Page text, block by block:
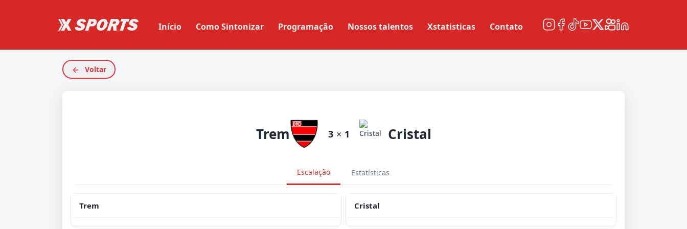
Início Como Sintonizar Programação Nossos talentos Xstatisticas Contato
Voltar
Trem 3 × 1 Cristal
Escalação Estatísticas
Trem Cristal